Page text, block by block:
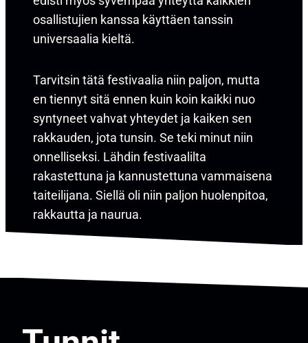
osallistujien kanssa käyttäen tanssin
universaalia kieltä.
Tarvitsin tätä festivaalia niin paljon, mutta
en tiennyt sitä ennen kuin koin kaikki nuo
syntyneet vahvat yhteydet ja kaiken sen
rakkauden, jota tunsin. Se teki minut niin
onnelliseksi. Lähdin festivaalilta
rakastettuna ja kannustettuna vammaisena
taiteilijana. Siellä oli niin paljon huolenpitoa,
rakkautta ja naurua.